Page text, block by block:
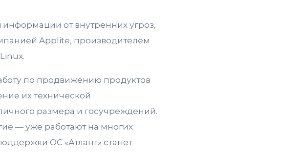
от внутренних угроз,
Applite, производителем
по продвижению продуктов
их технической
размера и госучреждений.
— уже работают на многих
ОС «Атлант» станет